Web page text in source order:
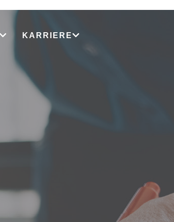
KARRIERE